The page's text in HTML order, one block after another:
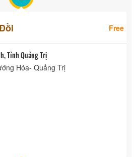
Free
Tỉnh Quảng Trị
Hóa- Quảng Trị